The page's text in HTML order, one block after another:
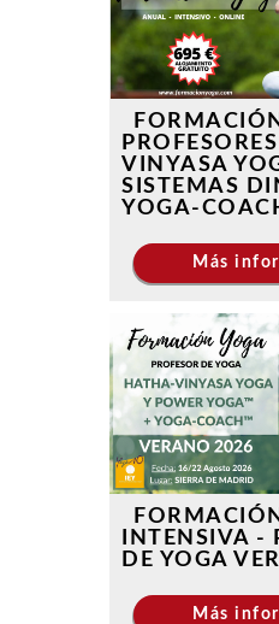
VINYASA
SISTEMAS
YOGA-
Más
FORMACIÓN
INTENSIVA -
DE YOGA
Más